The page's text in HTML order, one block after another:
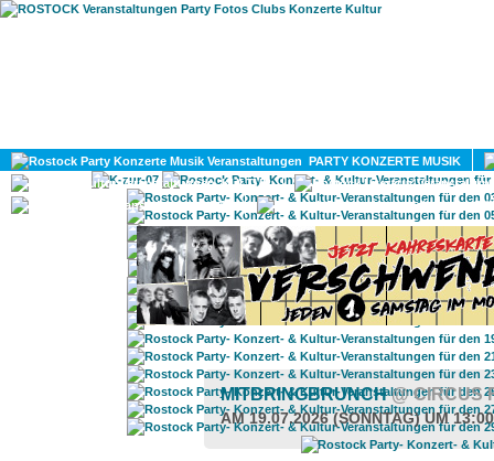
PARTY KONZERTE MUSIK
KULTUR
GAY
MITBRINGBRUNCH@ CIRCUS
AM 19.07.2026 (SONNTAG) UM